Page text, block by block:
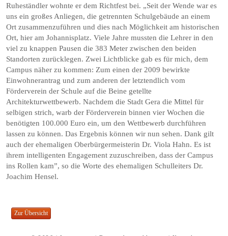
Ruheständler wohnte er dem Richtfest bei. „Seit der Wende war es
uns ein großes Anliegen, die getrennten Schulgebäude an einem
Ort zusammenzuführen und dies nach Möglichkeit am historischen
Ort, hier am Johannisplatz. Viele Jahre mussten die Lehrer in den
viel zu knappen Pausen die 383 Meter zwischen den beiden
Standorten zurücklegen. Zwei Lichtblicke gab es für mich, dem
Campus näher zu kommen: Zum einen der 2009 bewirkte
Einwohnerantrag und zum anderen der letztendlich vom
Förderverein der Schule auf die Beine getellte
Architekturwettbewerb. Nachdem die Stadt Gera die Mittel für
selbigen strich, warb der Förderverein binnen vier Wochen die
benötigten 100.000 Euro ein, um den Wettbewerb durchführen
lassen zu können. Das Ergebnis können wir nun sehen. Dank gilt
auch der ehemaligen Oberbürgermeisterin Dr. Viola Hahn. Es ist
ihrem intelligenten Engagement zuzuschreiben, dass der Campus
ins Rollen kam”, so die Worte des ehemaligen Schulleiters Dr.
Joachim Hensel.